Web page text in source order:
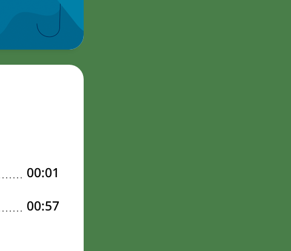
00:01
00:57